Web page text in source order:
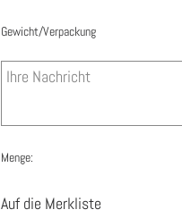
Gewicht/Verpackung
Menge:
Auf die Merkliste